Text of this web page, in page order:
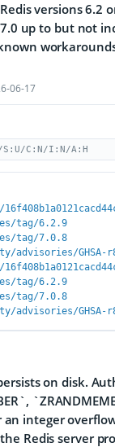
versions 6.2
up to but not
06-17
S:U/C:N/I:N/A:H
tag/6.2.9
tag/7.0.8
GHSA-
tag/6.2.9
tag/7.0.8
GHSA-
on disk.
an integer
Redis server